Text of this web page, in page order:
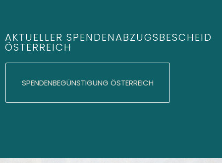
AKTUELLER SPENDENABZUGSBESCHEID
ÖSTERREICH
SPENDENBEGÜNSTIGUNG ÖSTERREICH